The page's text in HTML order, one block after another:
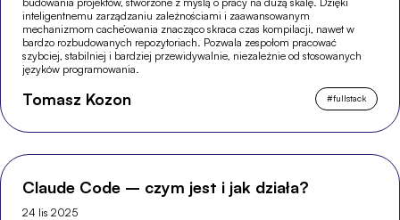
inteligentnemu zarządzaniu zależnościami i zaawansowanym
mechanizmom cache’owania znacząco skraca czas kompilacji, nawet w
bardzo rozbudowanych repozytoriach. Pozwala zespołom pracować
szybciej, stabilniej i bardziej przewidywalnie, niezależnie od stosowanych
języków programowania.
Tomasz Kozon #fullstack
Claude Code – czym jest i jak działa?
24 lis 2025